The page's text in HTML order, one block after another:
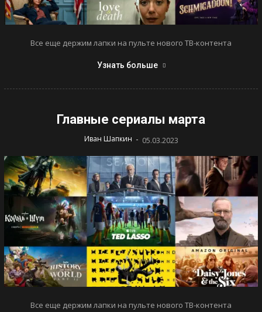
Все еще держим лапки на пульте нового ТВ-контента
Узнать больше
Главные сериалы марта
Иван Шапкин - 05.03.2023
Все еще держим лапки на пульте нового ТВ-контента